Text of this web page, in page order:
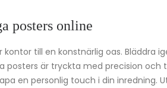
posters online
till en konstnärlig oas. Bläddra
är tryckta med precision
en personlig touch i din inredning.